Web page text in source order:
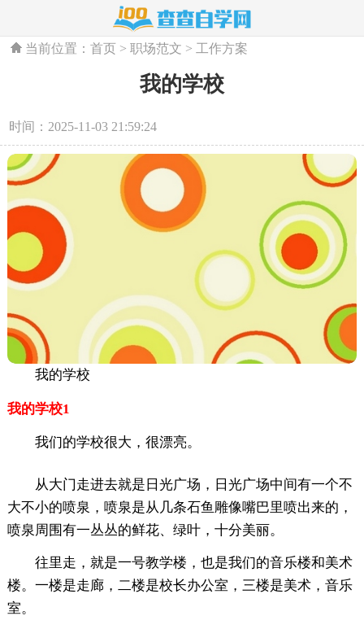
当前位置：首页 >职场范文 > 工作方案
我的学校
时间：2025-11-03 21:59:24
我的学校
我的学校1
我们的学校很大，很漂亮。
从大门走进去就是日光广场，日光广场中间有一个不
大不小的喷泉，喷泉是从几条石鱼雕像嘴巴里喷出来的，
喷泉周围有一丛丛的鲜花、绿叶，十分美丽。
往里走，就是一号教学楼，也是我们的音乐楼和美术
楼。一楼是走廊，二楼是校长办公室，三楼是美术，音乐
室。